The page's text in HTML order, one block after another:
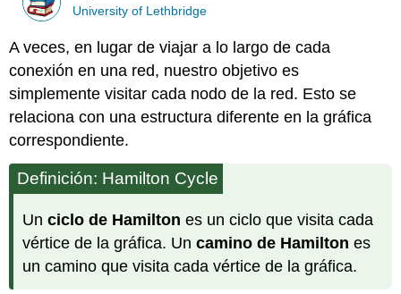
University of Lethbridge
A veces, en lugar de viajar a lo largo de cada
conexión en una red, nuestro objetivo es
simplemente visitar cada nodo de la red. Esto se
relaciona con una estructura diferente en la gráfica
correspondiente.
Definición: Hamilton Cycle
Unciclo de Hamilton es un ciclo que visita cada
vértice de la gráfica. Uncamino de Hamilton es
un camino que visita cada vértice de la gráfica.